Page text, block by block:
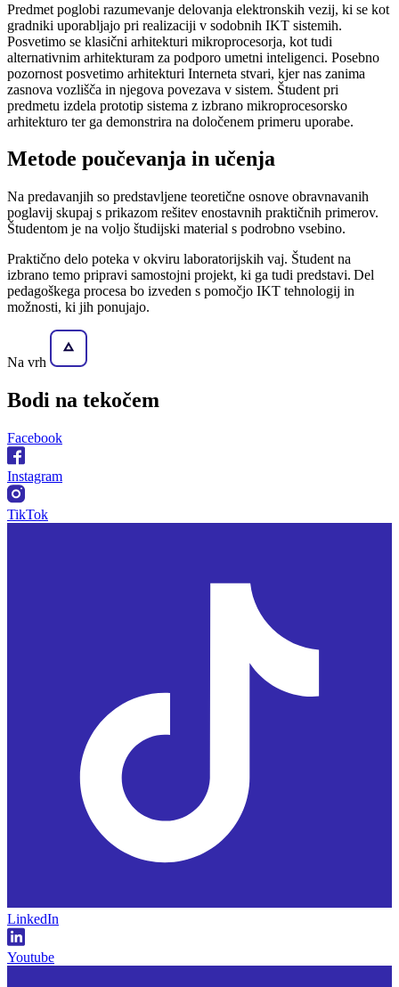
Predmet poglobi razumevanje delovanja elektronskih vezij, ki se kot
gradniki uporabljajo pri realizaciji v sodobnih IKT sistemih.
Posvetimo se klasični arhitekturi mikroprocesorja, kot tudi
alternativnim arhitekturam za podporo umetni inteligenci. Posebno
pozornost posvetimo arhitekturi Interneta stvari, kjer nas zanima
zasnova vozlišča in njegova povezava v sistem. Študent pri
predmetu izdela prototip sistema z izbrano mikroprocesorsko
arhitekturo ter ga demonstrira na določenem primeru uporabe.
Metode poučevanja in učenja
Na predavanjih so predstavljene teoretične osnove obravnavanih
poglavij skupaj s prikazom rešitev enostavnih praktičnih primerov.
Študentom je na voljo študijski material s podrobno vsebino.
Praktično delo poteka v okviru laboratorijskih vaj. Študent na
izbrano temo pripravi samostojni projekt, ki ga tudi predstavi. Del
pedagoškega procesa bo izveden s pomočjo IKT tehnologij in
možnosti, ki jih ponujajo.
Na vrh
Bodi na tekočem
Facebook
Instagram
TikTok
LinkedIn
Youtube